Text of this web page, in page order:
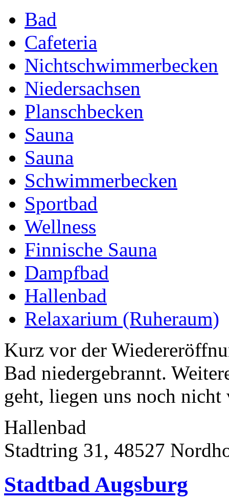
Bad
Cafeteria
Nichtschwimmerbecken
Niedersachsen
Planschbecken
Sauna
Sauna
Schwimmerbecken
Sportbad
Wellness
Finnische Sauna
Dampfbad
Hallenbad
Relaxarium (Ruheraum)
Kurz vor der
Bad niedergebrannt.
geht, liegen uns noch nicht
Hallenbad
Stadtring 31, 48527
Stadtbad Augsburg